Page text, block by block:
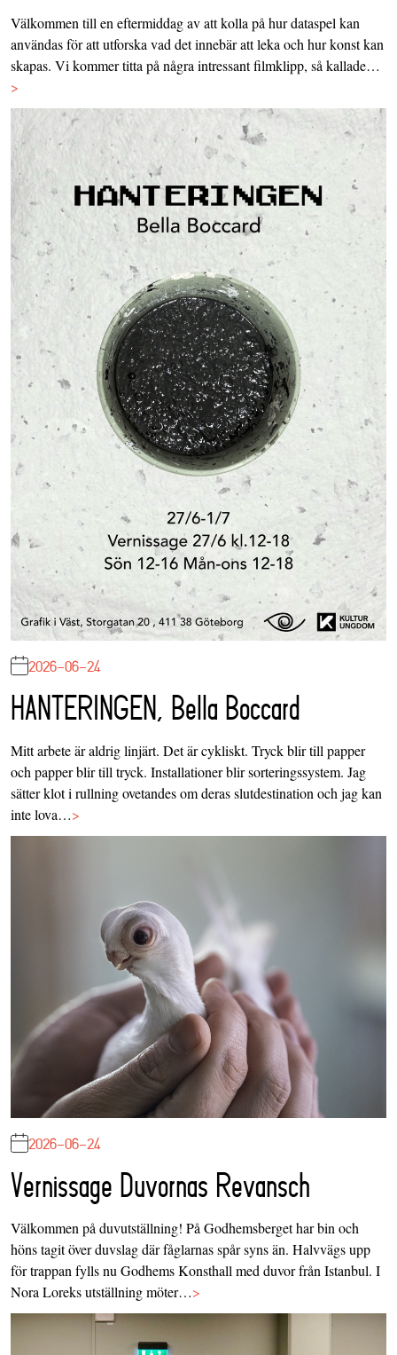
Välkommen till en eftermiddag av att kolla på hur dataspel kan
användas för att utforska vad det innebär att leka och hur konst kan
skapas. Vi kommer titta på några intressant filmklipp, så kallade…
>
2026-06-24
HANTERINGEN, Bella Boccard
Mitt arbete är aldrig linjärt. Det är cykliskt. Tryck blir till papper
och papper blir till tryck. Installationer blir sorteringssystem. Jag
sätter klot i rullning ovetandes om deras slutdestination och jag kan
inte lova…>
2026-06-24
Vernissage Duvornas Revansch
Välkommen på duvutställning! På Godhemsberget har bin och
höns tagit över duvslag där fåglarnas spår syns än. Halvvägs upp
för trappan fylls nu Godhems Konsthall med duvor från Istanbul. I
Nora Loreks utställning möter…>